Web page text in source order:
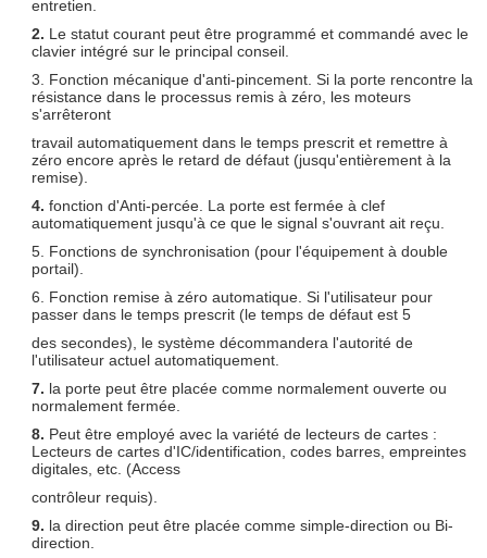
entretien.
2. Le statut courant peut être programmé et commandé avec le
clavier intégré sur le principal conseil.
3. Fonction mécanique d'anti-pincement. Si la porte rencontre la
résistance dans le processus remis à zéro, les moteurs
s'arrêteront
travail automatiquement dans le temps prescrit et remettre à
zéro encore après le retard de défaut (jusqu'entièrement à la
remise).
4. fonction d'Anti-percée. La porte est fermée à clef
automatiquement jusqu'à ce que le signal s'ouvrant ait reçu.
5. Fonctions de synchronisation (pour l'équipement à double
portail).
6. Fonction remise à zéro automatique. Si l'utilisateur pour
passer dans le temps prescrit (le temps de défaut est 5
des secondes), le système décommandera l'autorité de
l'utilisateur actuel automatiquement.
7. la porte peut être placée comme normalement ouverte ou
normalement fermée.
8. Peut être employé avec la variété de lecteurs de cartes :
Lecteurs de cartes d'IC/identification, codes barres, empreintes
digitales, etc. (Access
contrôleur requis).
9. la direction peut être placée comme simple-direction ou Bi-
direction.